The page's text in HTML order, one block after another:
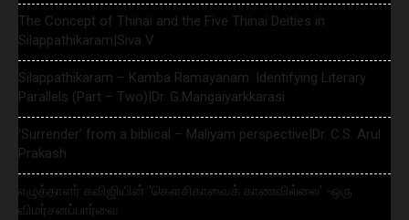
The Concept of Thinai and the Five Thinai Deities in
Silappathikaram|Siva V
Silappathikaram – Kamba Ramayanam: Identifying Literary
Parallels (Part – Two)|Dr. G.Mangaiyarkkarasi
‘Surrender’ from a biblical – Maliyam perspective|Dr. C.S. Arul
Prakash
எழுத்தாளர் கவிஜியின் ‘கௌசிகாவைக் காணவில்லை’ -ஒரு
விமர்சனப்பார்வை